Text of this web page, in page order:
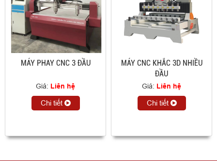
MÁY PHAY CNC 3 ĐẦU
Giá: Liên hệ
Chi tiết
MÁY CNC KHẮC 3D NHIỀU
ĐẦU
Giá: Liên hệ
Chi tiết